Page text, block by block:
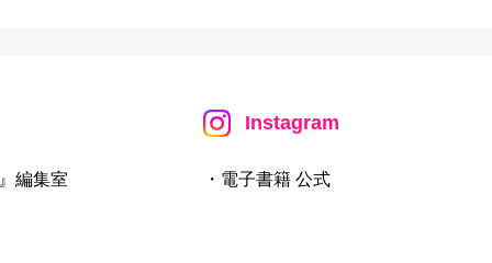
編集室
Instagram
・電子書籍 公式